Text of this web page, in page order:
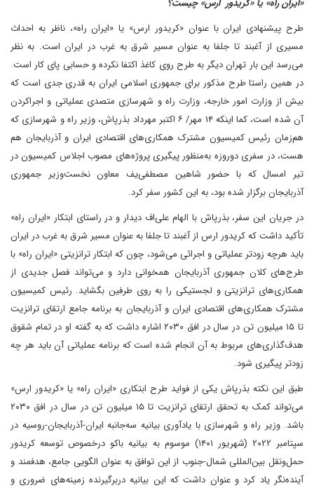
«ایران راه» یا «کریدور ارس» چیست؟
طرح پیشنهادی ایران با عنوان «کریدور ارس» یا «ایران راه»، ناظر به احداث
مسیری از آغبند تا جلفا به عنوان مسیر شرق به غرب در ایران است. به نظر
می‌رسد این بار تهران دیگر به طرح روی کاغذ اکتفا نکرده و حسابی پای کار است.
در همین راستا طرح مذکور برای جمهوری اسلامی ایران به قدری جدی است که
بیش از وزارت امور خارجه، وزارت راه و شهرسازی متصدی عملیاتی و اجراکردن
آن شده است، کما اینکه ۱۴ مهر/ ۶ اکتبر مهرداد بذرپاش، وزیر راه و شهرسازی که
هم‌زمان رئیس کمیسیون مشترک همکاری‌های اقتصادی ایران و آذربایجان هم
هست، در سفری دوروزه به‌منظور پیگیری پروژه‌های مصوب اجلاس کمیسیون در
تیر امسال که با حضور شاهین مصطفی‌یف معاون نخست‌وزیر جمهوری
آذربایجان برگزار شده بود، به این کشور سفر کرد.
در جریان این سفر، بذرپاش با الهام علی‌اف دیدار و در راستای ابتکار «ایران راه»
تأکید داشت که کریدور ارس از آغبند تا جلفا به عنوان مسیر شرق به غرب در ایران
باید هرچه زودتر عملیاتی و اجرائی می‌شود، چون که ابتکار ترانزیتی «ایران راه» با
طرح‌های کلان جمهوری آذربایجان همخوانی دارد و می‌تواند فصل جدیدی از
همکاری‌های ترانزیتی و لجستیکی را به روی طرفین بگشاید. رئیس کمیسیون
مشترک همکاری‌های اقتصادی ایران و آذربایجان به برنامه جامع ارتقای ترانزیت
تا ۱۵ میلیون تن در سال در افق ۲۰۳۰ اشاره داشت که به گفته او در تمام شقوق
هدف‌گذاری‌های مربوط به آن انجام شده است که برنامه عملیاتی آن باید هر چه
زودتر پیگیری شود.
طبق این نکته بذرپاش یکی از فواید طرح ابتکاری «ایران راه» یا «کریدور ارس»
می‌تواند کمک به تحقق ارتقای ترانزیت تا ۱۵ میلیون تن در سال در افق ۲۰۳۰
باشد. وزیر راه و شهرسازی با یادآوری بیانیه سه‌جانبه ایران-آذربایجان-روسیه در
سپتامبر ۲۰۲۲ (شهریور ۱۴۰۱) موسوم به بیانیه باکو درخصوص توسعه کریدور
حمل‌ونقل بین‌المللی شمال-جنوب از این توافق به عنوان الگویی جامع، هدفمند و
آینده‌نگر یاد کرد و عنوان داشت که این بیانیه دربرگیرنده زمینه‌های ضروری و